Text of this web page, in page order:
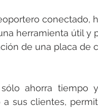
conectado,
herramienta útil y
de una placa de
ahorra tiempo
sus clientes,